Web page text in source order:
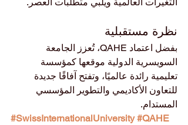
نظرة مستقبلية
بفضل اعتماد QAHE، تُعزز الجامعة
السويسرية الدولية موقعها كمؤسسة
تعليمية رائدة عالميًا، وتفتح آفاقًا جديدة
للتعاون الأكاديمي والتطوير المؤسسي
المستدام.
#SwissInternationalUniversity #QAHE